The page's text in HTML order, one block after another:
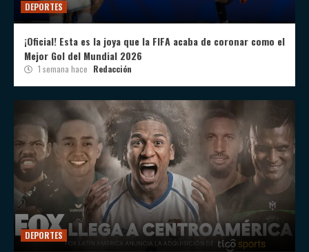
DEPORTES
¡Oficial! Esta es la joya que la FIFA acaba de coronar como el
Mejor Gol del Mundial 2026
1 semana hace Redacción
DEPORTES